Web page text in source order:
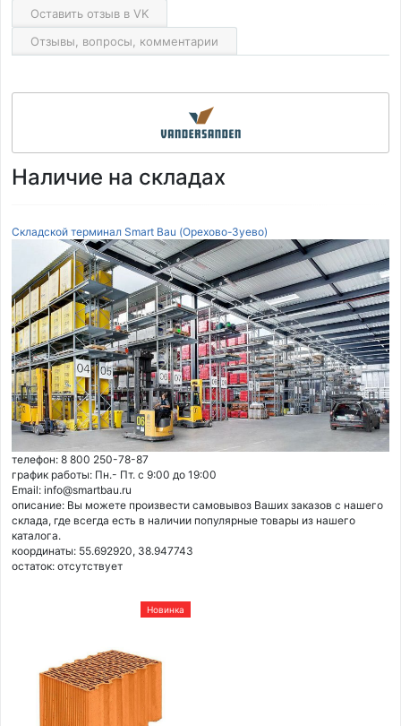
Оставить отзыв в VK
Отзывы, вопросы, комментарии
Наличие на складах
Складской терминал Smart Bau (Орехово-Зуево)
телефон: 8 800 250-78-87
график работы: Пн.- Пт. с 9:00 до 19:00
Email: info@smartbau.ru
описание: Вы можете произвести самовывоз Ваших заказов с нашего
склада, где всегда есть в наличии популярные товары из нашего
каталога.
координаты: 55.692920, 38.947743
остаток: отсутствует
Новинка